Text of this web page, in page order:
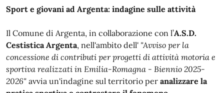
Sport e giovani ad Argenta: indagine sulle attività
Il Comune di Argenta, in collaborazione con l’A.S.D.
Cestistica Argenta, nell'ambito dell' "Avviso per la
concessione di contributi per progetti di attività motoria e
sportiva realizzati in Emilia-Romagna - Biennio 2025-
2026" avvia un'indagine sul territorio per analizzare la